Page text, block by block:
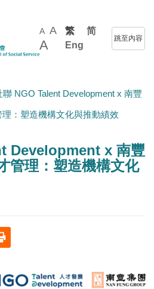
A A
A
繁
简
Eng
跳至內容
聯 NGO Talent Development x 南豐
：塑造機構文化與推動績效
Development x 南豐
管理：塑造機構文化